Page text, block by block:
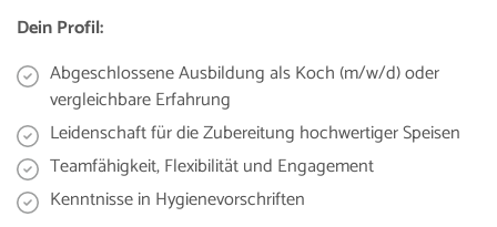
Dein Profil:
Abgeschlossene Ausbildung als Koch (m/w/d) oder
vergleichbare Erfahrung
Leidenschaft für die Zubereitung hochwertiger Speisen
Teamfähigkeit, Flexibilität und Engagement
Kenntnisse in Hygienevorschriften